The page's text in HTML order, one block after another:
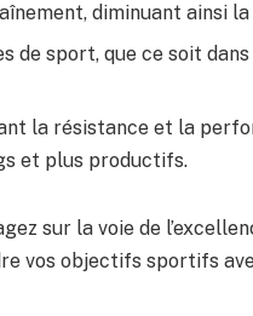
diminuant ainsi
de sport, que ce soit
la résistance et la
et plus productifs.
sur la voie de
vos objectifs sportifs